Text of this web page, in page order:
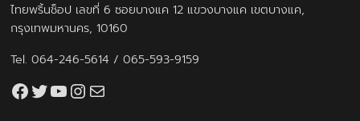
ไทยพริ้นช็อป เลขที่ 6 ซอยบางแค 12 แขวงบางแค เขตบางแค,
กรุงเทพมหานคร, 10160
Tel.064-246-5614 /065-593-9159
Facebook
Twitter
YouTube
Instagram
thaiprintshop.aw@gmail.com